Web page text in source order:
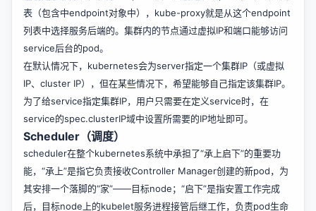
表（包含中endpoint对象中），kube-proxy就是从这个endpoint
列表中选择服务后端的。集群内的节点通过虚拟IP和端口能够访问
service后台的pod。
在默认情况下，kubernetes会为server指定一个集群IP（或虚拟
IP、cluster IP），但在某些情况下，希望能够自己指定该集群IP。
为了给service指定集群IP，用户只需要在定义service时，在
service的spec.clusterIP域中设置所需要的IP地址即可。
Scheduler（调度）
scheduler在整个kubernetes系统中承担了“承上启下”的重要功
能，“承上”是指它负责接收Controller Manager创建的新pod，为
其安排一个落脚的“家”——目标node；“启下”是指安置工作完成
后，目标node上的kubelet服务进程接管后继工作，负责pod生命